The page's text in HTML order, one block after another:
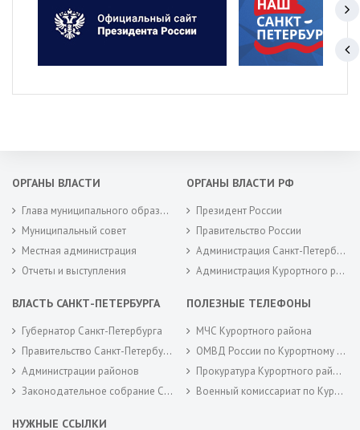
ОРГАНЫ ВЛАСТИ
Глава муниципального образования
Муниципальный совет
Местная администрация
Отчеты и выступления
ОРГАНЫ ВЛАСТИ РФ
Президент России
Правительство России
Администрация Санкт-Петербурга
Администрация Курортного района Санкт-Петербурга
ВЛАСТЬ САНКТ-ПЕТЕРБУРГА
Губернатор Санкт-Петербурга
Правительство Санкт-Петербурга
Администрации районов
Законодательное собрание Санкт-Петербурга
ПОЛЕЗНЫЕ ТЕЛЕФОНЫ
МЧС Курортного района
ОМВД России по Курортному району
Прокуратура Курортного района
Военный комиссариат по Курортному районам города Санкт-Петербурга
НУЖНЫЕ ССЫЛКИ